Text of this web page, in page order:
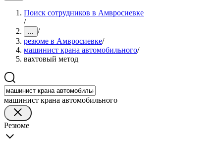
Поиск сотрудников в Амвросиевке
/
... /
резюме в Амвросиевке/
машинист крана автомобильного/
вахтовый метод
машинист крана автомобильного
Резюме